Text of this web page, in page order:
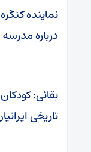
نماینده
درباره
بقائی:
تاریخی